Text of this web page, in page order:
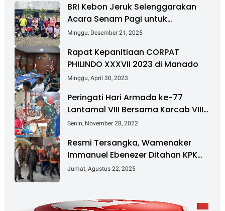
BRI Kebon Jeruk Selenggarakan
Acara Senam Pagi untuk
Tingkatkan Kesehatan dan
Minggu, Desember 21, 2025
Rapat Kepanitiaan CORPAT
PHILINDO XXXVII 2023 di Manado
Minggu, April 30, 2023
Peringati Hari Armada ke-77
Lantamal VIII Bersama Korcab VIII
DJA II Laksanakan Bakti Sosial
Senin, November 28, 2022
Resmi Tersangka, Wamenaker
Immanuel Ebenezer Ditahan KPK
dalam Kasus Pemerasan
Jumat, Agustus 22, 2025